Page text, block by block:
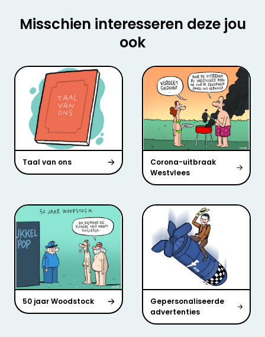
Misschien interesseren deze jou
ook
Taal van ons
Corona-uitbraak
Westvlees
50 jaar Woodstock
Gepersonaliseerde
advertenties